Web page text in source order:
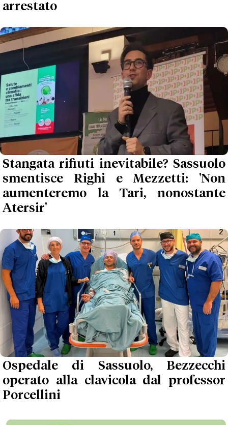
arrestato
Stangata rifiuti inevitabile? Sassuolo
smentisce Righi e Mezzetti: 'Non
aumenteremo la Tari, nonostante
Atersir'
Ospedale di Sassuolo, Bezzecchi
operato alla clavicola dal professor
Porcellini